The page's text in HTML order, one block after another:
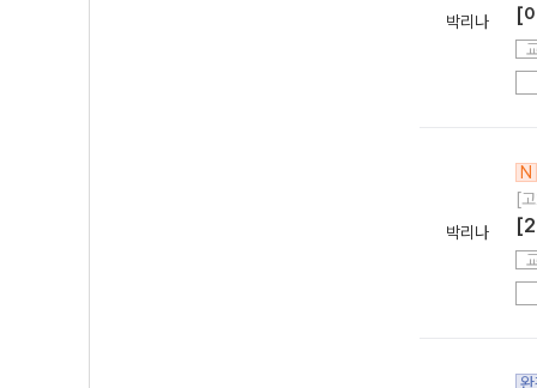
박리나 [
박리나
N
[